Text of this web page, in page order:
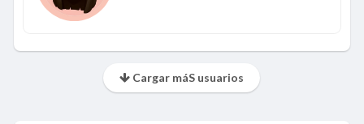
Cargar máS usuarios